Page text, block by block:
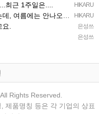
HIKARU
최근 1주일은....
HIKARU
안나오는 것 같은.....ㅎ ㅎ)
은성쓰
.
은성쓰
Rights Reserved.
제품명칭 등은 각 기업의 상표